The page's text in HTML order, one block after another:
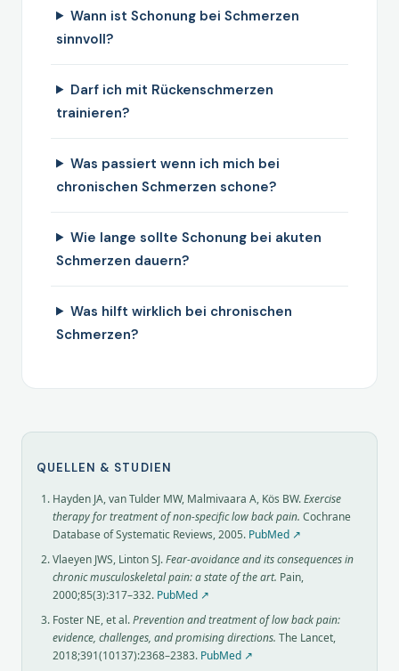
Wann ist Schonung bei Schmerzen
sinnvoll?
Darf ich mit Rückenschmerzen
trainieren?
Was passiert wenn ich mich bei
chronischen Schmerzen schone?
Wie lange sollte Schonung bei akuten
Schmerzen dauern?
Was hilft wirklich bei chronischen
Schmerzen?
QUELLEN & STUDIEN
Hayden JA, van Tulder MW, Malmivaara A, Kös BW.Exercise
therapy for treatment of non-specific low back pain. Cochrane
Database of Systematic Reviews, 2005. PubMed ↗
Vlaeyen JWS, Linton SJ.Fear-avoidance and its consequences in
chronic musculoskeletal pain: a state of the art. Pain,
2000;85(3):317–332. PubMed ↗
Foster NE, et al.Prevention and treatment of low back pain:
evidence, challenges, and promising directions. The Lancet,
2018;391(10137):2368–2383. PubMed ↗